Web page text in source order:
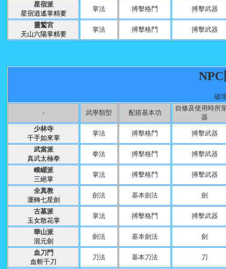
星宿派
星宿逍遙掌精要
掌法 搏擊格鬥 搏擊武器
靈鷲宮
天山六陽掌精要
掌法 搏擊格鬥 搏擊武器
破
- 武學類型 配搭基本功
自修及使用時所
器
少林寺
千手如來掌
掌法 搏擊格鬥 搏擊武器
武當派
真武太極拳
拳法 搏擊格鬥 搏擊武器
峨嵋派
三絕掌
掌法 搏擊格鬥 搏擊武器
全真教
運轉七星劍
劍法 基本劍法 劍
古墓派
玉女散花掌
掌法 搏擊格鬥 搏擊武器
華山派
混元劍
劍法 基本劍法 劍
血刀門
血斬千刀
刀法 基本刀法 刀